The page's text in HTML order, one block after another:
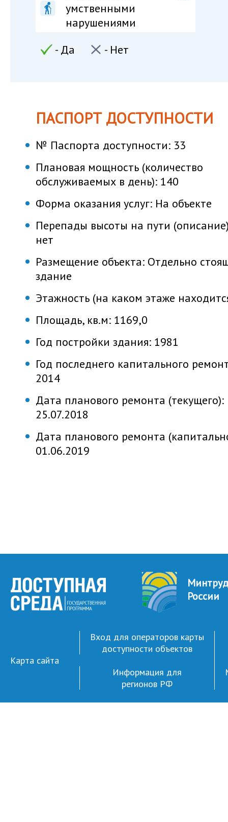
умственными
нарушениями
- Да
- Нет
ПАСПОРТ ДОСТУПНОСТИ
№ Паспорта доступности: 33
Плановая мощность (количество
обслуживаемых в день): 140
Форма оказания услуг: На объекте
Перепады высоты на пути
нет
Размещение объекта: Отдельно
здание
Этажность (на каком этаже
Площадь, кв.м: 1169,0
Год постройки здания: 1981
Год последнего капитального
2014
Дата планового ремонта (текущего):
25.07.2018
Дата планового ремонта
01.06.2019
Минтруд
России
Карта сайта
Вход для операторов карты
доступности объектов
Информация для
регионов РФ